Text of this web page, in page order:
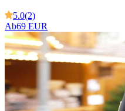
5.0(2)
Ab69 EUR